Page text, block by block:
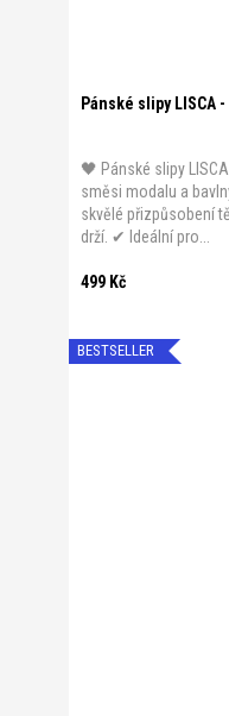
Pánské slipy LISCA -
499 Kč
🖤 Pánské slipy
směsi modalu a
skvělé přizpůsobení
drží. ✔ Ideální pro...
BESTSELLER